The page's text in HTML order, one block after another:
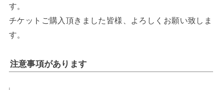
す。
チケットご購入頂きました皆様、よろしくお願い致しま
す。
注意事項があります